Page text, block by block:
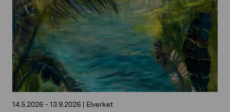
14.5.2026 - 13.9.2026 | Elverket